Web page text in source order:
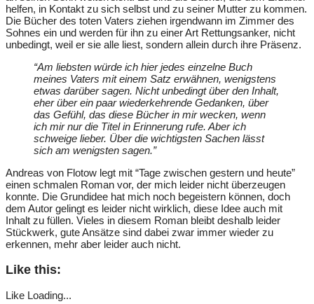
helfen, in Kontakt zu sich selbst und zu seiner Mutter zu kommen.
Die Bücher des toten Vaters ziehen irgendwann im Zimmer des
Sohnes ein und werden für ihn zu einer Art Rettungsanker, nicht
unbedingt, weil er sie alle liest, sondern allein durch ihre Präsenz.
“Am liebsten würde ich hier jedes einzelne Buch
meines Vaters mit einem Satz erwähnen, wenigstens
etwas darüber sagen. Nicht unbedingt über den Inhalt,
eher über ein paar wiederkehrende Gedanken, über
das Gefühl, das diese Bücher in mir wecken, wenn
ich mir nur die Titel in Erinnerung rufe. Aber ich
schweige lieber. Über die wichtigsten Sachen lässt
sich am wenigsten sagen.”
Andreas von Flotow legt mit “Tage zwischen gestern und heute”
einen schmalen Roman vor, der mich leider nicht überzeugen
konnte. Die Grundidee hat mich noch begeistern können, doch
dem Autor gelingt es leider nicht wirklich, diese Idee auch mit
Inhalt zu füllen. Vieles in diesem Roman bleibt deshalb leider
Stückwerk, gute Ansätze sind dabei zwar immer wieder zu
erkennen, mehr aber leider auch nicht.
Like this:
Like Loading...